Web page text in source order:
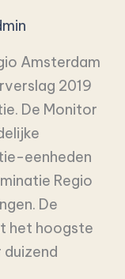
Amsterdam
2019
De Monitor
eenheden
Regio
De
het hoogste